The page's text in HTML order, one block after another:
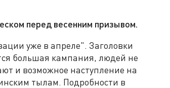
перед весенним призывом.
уже в апреле". Заголовки
большая кампания, людей не
и возможное наступление на
тылам. Подробности в